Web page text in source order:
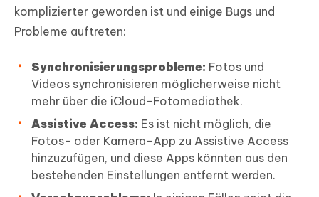
komplizierter geworden ist und einige Bugs und
Probleme auftreten:
Synchronisierungsprobleme: Fotos und
Videos synchronisieren möglicherweise nicht
mehr über die iCloud-Fotomediathek.
Assistive Access: Es ist nicht möglich, die
Fotos- oder Kamera-App zu Assistive Access
hinzuzufügen, und diese Apps könnten aus den
bestehenden Einstellungen entfernt werden.